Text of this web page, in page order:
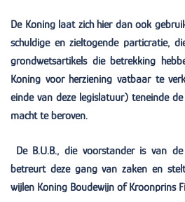
De Koning laat zich hier dan ook
schuldige en zieltogende particratie,
grondwetsartikels die betrekking
Koning voor herziening vatbaar te
einde van deze legislatuur) teneinde
macht te beroven.
De B.U.B., die voorstander is van
betreurt deze gang van zaken en
wijlen Koning Boudewijn of Kroonprins